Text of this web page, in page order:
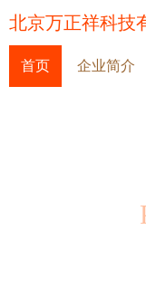
北京万正祥科技
首页 企业简介